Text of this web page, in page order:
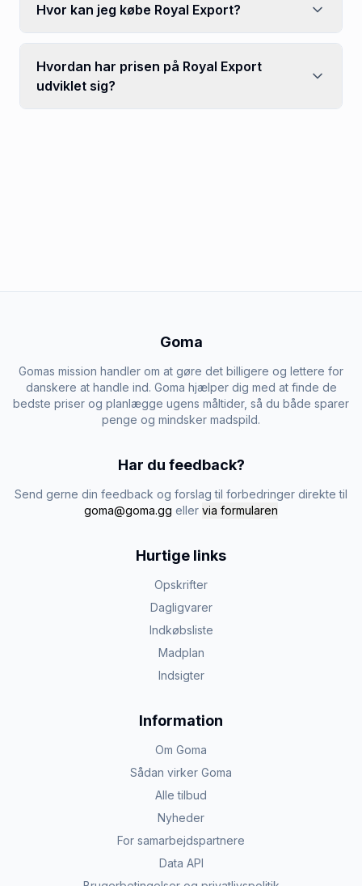
Hvor kan jeg købe Royal Export?
Hvordan har prisen på Royal Export
udviklet sig?
Goma
Gomas mission handler om at gøre det billigere og lettere for
danskere at handle ind. Goma hjælper dig med at finde de
bedste priser og planlægge ugens måltider, så du både sparer
penge og mindsker madspild.
Har du feedback?
Send gerne din feedback og forslag til forbedringer direkte til
goma@goma.gg eller via formularen
Hurtige links
Opskrifter
Dagligvarer
Indkøbsliste
Madplan
Indsigter
Information
Om Goma
Sådan virker Goma
Alle tilbud
Nyheder
For samarbejdspartnere
Data API